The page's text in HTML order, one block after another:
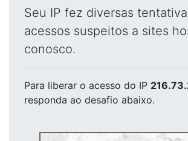
Seu IP fez diversas
acessos suspeitos a sites
conosco.
Para liberar o acesso do IP
responda ao desafio abaixo.